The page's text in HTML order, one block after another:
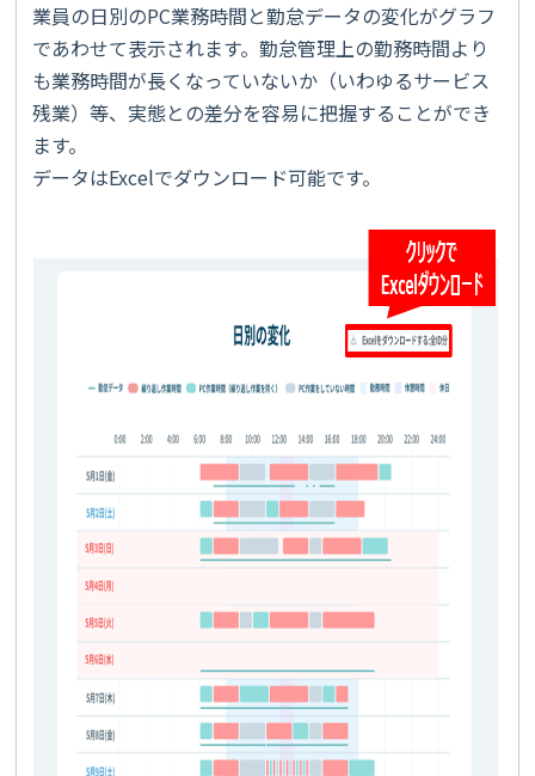
業員の日別のPC業務時間と勤怠データの変化がグラフ
であわせて表示されます。勤怠管理上の勤務時間より
も業務時間が長くなっていないか（いわゆるサービス
残業）等、実態との差分を容易に把握することができ
ます。
データはExcelでダウンロード可能です。